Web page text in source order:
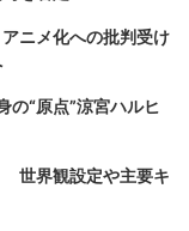
ニメ化への批判受け
“原点”涼宮ハルヒ
世界観設定や主要キ